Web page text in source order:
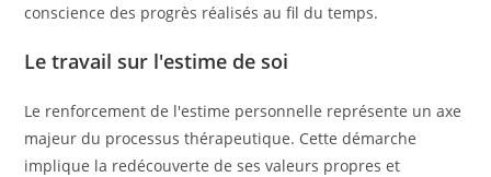
conscience des progrès réalisés au fil du temps.
Le travail sur l'estime de soi
Le renforcement de l'estime personnelle représente un axe
majeur du processus thérapeutique. Cette démarche
implique la redécouverte de ses valeurs propres et